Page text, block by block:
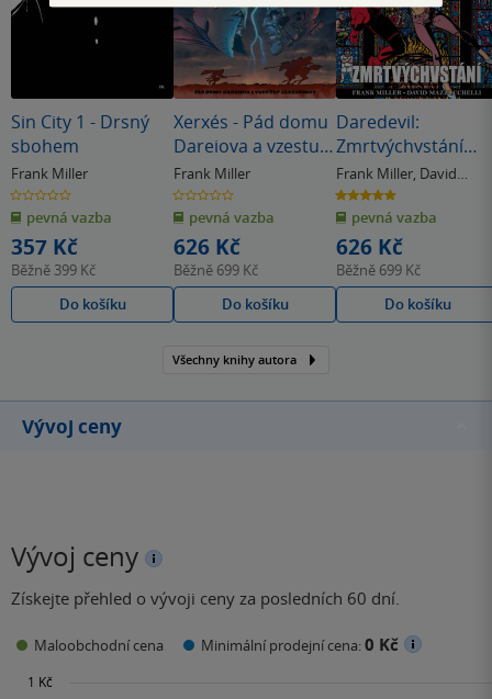
Sin City 1 - Drsný
sbohem
Frank Miller
0.0
z
5
hvězdiček
pevná vazba
357 Kč
Běžně 399 Kč
Do košíku
Xerxés - Pád domu
Dareiova a vzestup
Alexandrův
Frank Miller
0.0
z
5
hvězdiček
pevná vazba
626 Kč
Běžně 699 Kč
Do košíku
Daredevil:
Zmrtvýchvstání
(Legendy Marvel)
Frank Miller, David
Mazzucchelli
5.0
z
5
hvězdiček
pevná vazba
626 Kč
Běžně 699 Kč
Do košíku
Všechny knihy autora
Vývoj ceny
Vývoj ceny
Získejte přehled o vývoji ceny za posledních 60 dní.
Maloobchodní cena Minimální prodejní cena:0 Kč